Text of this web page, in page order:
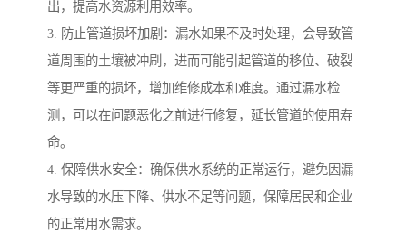
出，提高水资源利用效率。
3. 防止管道损坏加剧：漏水如果不及时处理，会导致管
道周围的土壤被冲刷，进而可能引起管道的移位、破裂
等更严重的损坏，增加维修成本和难度。通过漏水检
测，可以在问题恶化之前进行修复，延长管道的使用寿
命。
4. 保障供水安全：确保供水系统的正常运行，避免因漏
水导致的水压下降、供水不足等问题，保障居民和企业
的正常用水需求。